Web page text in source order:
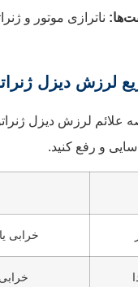
ناترازی موتور و
لرزش دیزل
لرزش دیزل
و رفع کنید.
خرابی
خرابی